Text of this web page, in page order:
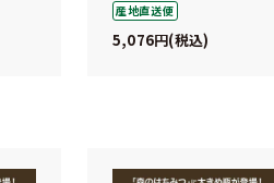
産地直送便
5,076 税込